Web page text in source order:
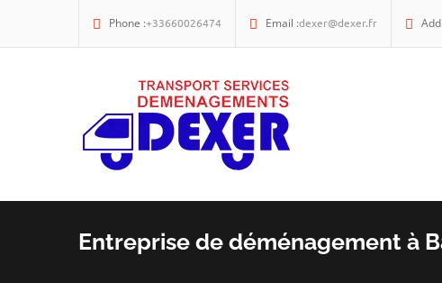
Phone :+33660026474 Email :dexer@dexer.fr
Entreprise de déménagement à